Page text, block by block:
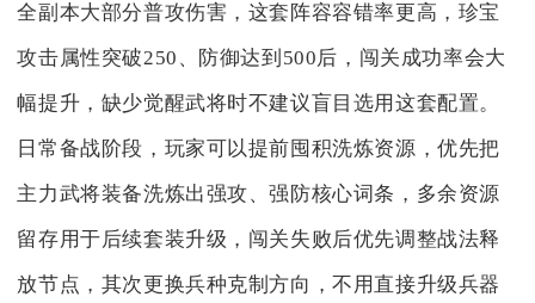
全副本大部分普攻伤害，这套阵容容错率更高，珍宝
攻击属性突破250、防御达到500后，闯关成功率会大
幅提升，缺少觉醒武将时不建议盲目选用这套配置。
日常备战阶段，玩家可以提前囤积洗炼资源，优先把
主力武将装备洗炼出强攻、强防核心词条，多余资源
留存用于后续套装升级，闯关失败后优先调整战法释
放节点，其次更换兵种克制方向，不用直接升级兵器